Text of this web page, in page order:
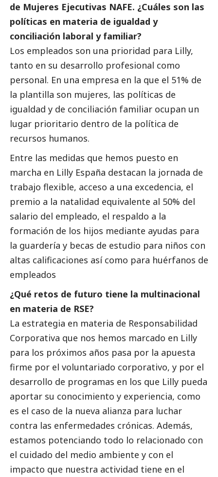
de Mujeres Ejecutivas NAFE. ¿Cuáles son las
políticas en materia de igualdad y
conciliación laboral y familiar?
Los empleados son una prioridad para Lilly,
tanto en su desarrollo profesional como
personal. En una empresa en la que el 51% de
la plantilla son mujeres, las políticas de
igualdad y de conciliación familiar ocupan un
lugar prioritario dentro de la política de
recursos humanos.
Entre las medidas que hemos puesto en
marcha en Lilly España destacan la jornada de
trabajo flexible, acceso a una excedencia, el
premio a la natalidad equivalente al 50% del
salario del empleado, el respaldo a la
formación de los hijos mediante ayudas para
la guardería y becas de estudio para niños con
altas calificaciones así como para huérfanos de
empleados
¿Qué retos de futuro tiene la multinacional
en materia de RSE?
La estrategia en materia de Responsabilidad
Corporativa que nos hemos marcado en Lilly
para los próximos años pasa por la apuesta
firme por el voluntariado corporativo, y por el
desarrollo de programas en los que Lilly pueda
aportar su conocimiento y experiencia, como
es el caso de la nueva alianza para luchar
contra las enfermedades crónicas. Además,
estamos potenciando todo lo relacionado con
el cuidado del medio ambiente y con el
impacto que nuestra actividad tiene en el